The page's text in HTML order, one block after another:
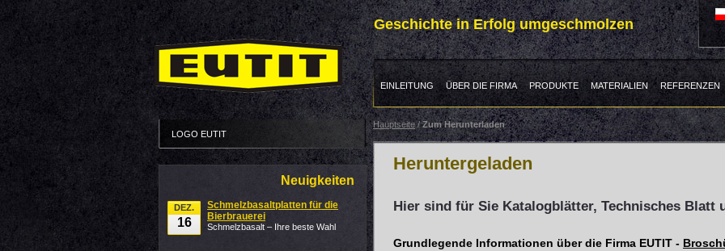
Geschichte in Erfolg umgeschmolzen
EINLEITUNG ÜBER DIE FIRMA PRODUKTE MATERIALIEN REFERENZEN
Hauptseite/Zum Herunterladen
Heruntergeladen
Hier sind für Sie Katalogblätter, Technisches
Grundlegende Informationen über die Firma EUTIT -
LOGO EUTIT
Neuigkeiten
DEZ.
16
Schmelzbasaltplatten für die
Bierbrauerei
Schmelzbasalt – Ihre beste Wahl